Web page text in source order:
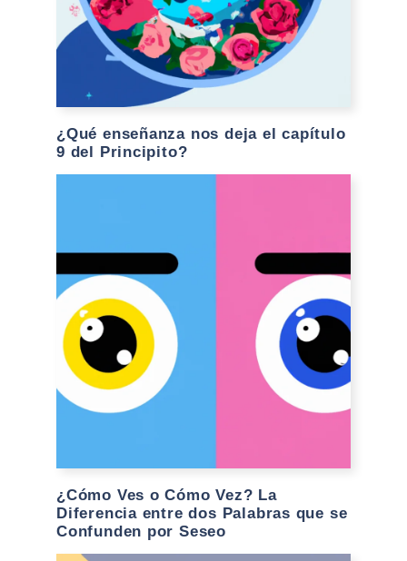
¿Qué enseñanza nos deja el capítulo
9 del Principito?
¿Cómo Ves o Cómo Vez? La
Diferencia entre dos Palabras que se
Confunden por Seseo